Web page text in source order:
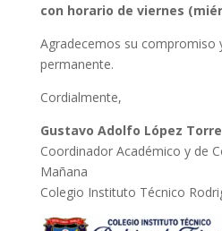
con horario de viernes
Agradecemos su compromiso
permanente.
Cordialmente,
Gustavo Adolfo López
Coordinador Académico y de
Mañana
Colegio Instituto Técnico